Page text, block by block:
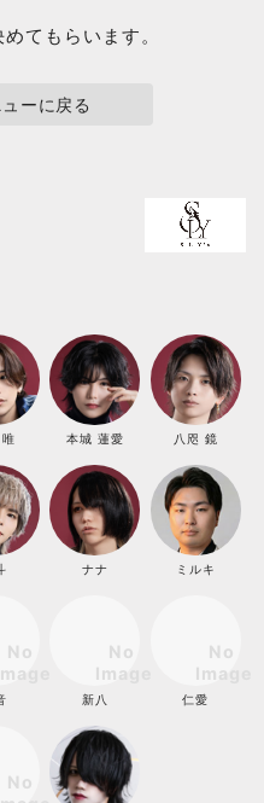
てもらいます。
ーに戻る
本城 蓮愛 八咫 鏡
ナナ ミルキ
新八 仁愛